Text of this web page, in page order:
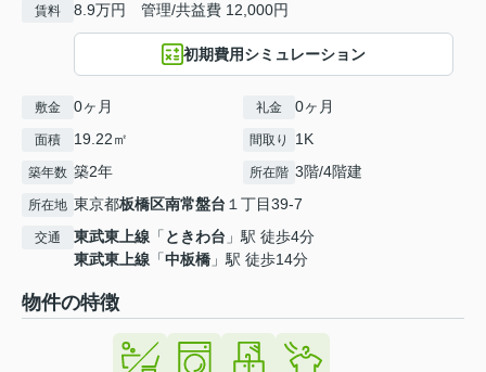
賃料 8.9万円 管理/共益費 12,000円
初期費用シミュレーション
敷金 0ヶ月 礼金 0ヶ月
面積 19.22㎡ 間取り 1K
築年数 築2年 所在階 3階/4階建
所在地 東京都板橋区南常盤台 １丁目39-7
交通 東武東上線 「 ときわ台 」駅 徒歩4分
東武東上線 「中板橋 」駅 徒歩14分
物件の特徴